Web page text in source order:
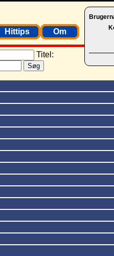
Hittips Om
Titel: